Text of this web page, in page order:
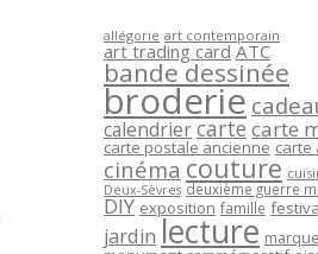
allégorie art contemporain
art trading card ATC
bande dessinée
broderie
calendriercartecarte
carte postale ancienne carte
cinéma couture
Deux-Sèvres deuxième guerre
DIY exposition famille
jardin lecture